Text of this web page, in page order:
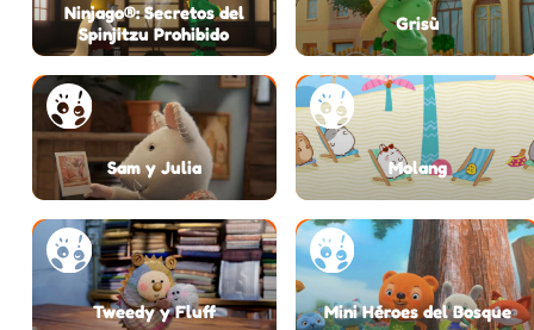
Ninjago®: Secretos del
Spinjitzu Prohibido
Grisù
Sam y Julia Molang
Tweedy y Fluff Mini Héroes del Bosque